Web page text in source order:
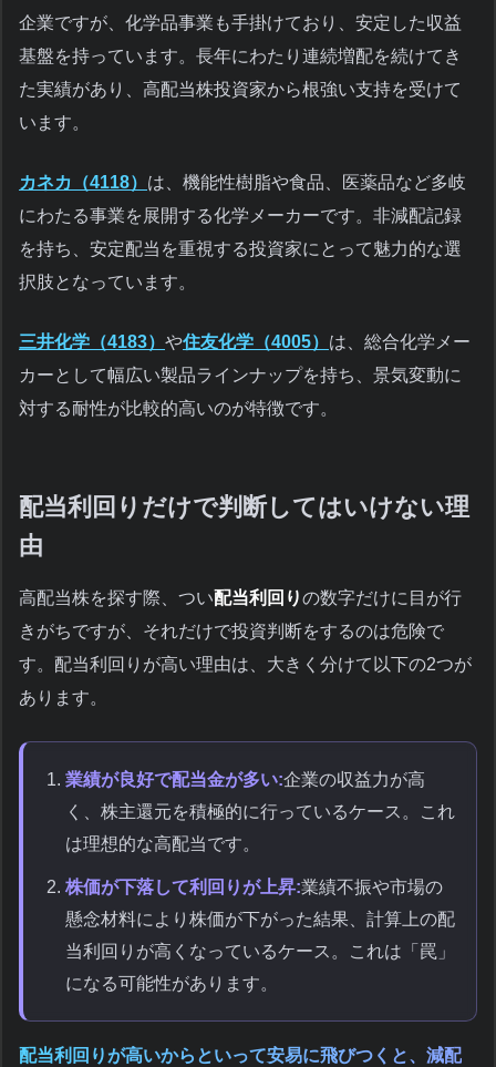
企業ですが、化学品事業も手掛けており、安定した収益
基盤を持っています。長年にわたり連続増配を続けてき
た実績があり、高配当株投資家から根強い支持を受けて
います。
カネカ（4118） は、機能性樹脂や食品、医薬品など多岐
にわたる事業を展開する化学メーカーです。非減配記録
を持ち、安定配当を重視する投資家にとって魅力的な選
択肢となっています。
三井化学（4183） や住友化学（4005） は、総合化学メー
カーとして幅広い製品ラインナップを持ち、景気変動に
対する耐性が比較的高いのが特徴です。
配当利回りだけで判断してはいけない理
由
高配当株を探す際、つい配当利回りの数字だけに目が行
きがちですが、それだけで投資判断をするのは危険で
す。配当利回りが高い理由は、大きく分けて以下の2つが
あります。
業績が良好で配当金が多い:企業の収益力が高
く、株主還元を積極的に行っているケース。これ
は理想的な高配当です。
株価が下落して利回りが上昇:業績不振や市場の
懸念材料により株価が下がった結果、計算上の配
当利回りが高くなっているケース。これは「罠」
になる可能性があります。
配当利回りが高いからといって安易に飛びつくと、減配